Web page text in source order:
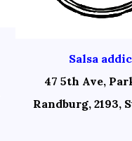
Salsa
47 5th Ave,
Randburg, 2193,